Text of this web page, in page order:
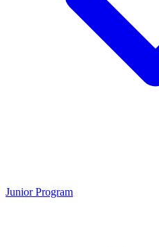
Junior Program